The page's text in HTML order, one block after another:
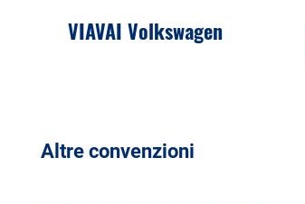
VIAVAI Volkswagen
Altre convenzioni